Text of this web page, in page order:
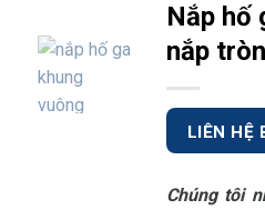
Nắp hố
nắp
LIÊN HỆ
Chúng tôi